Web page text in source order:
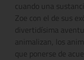
cuando una
Zoe con el de sus
divertidísima
animalizan, los
que ponerse de